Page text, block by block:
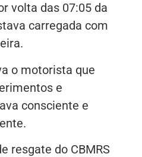
volta das 07:05 da
carregada com
o motorista que
e
consciente e
resgate do CBMRS